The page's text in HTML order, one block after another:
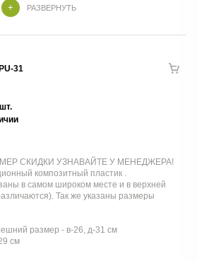
части кашпо и в самом широком
РАЗВЕРНУТЬ
31
СКИДКИ УЗНАВАЙТЕ У МЕНЕДЖЕРА!
композитный пластик .
в самом широком месте и в верхней
Так же указаны размеры
размер - в-26, д-31 см
см